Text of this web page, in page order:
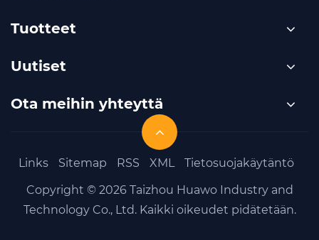
Tuotteet
Uutiset
Ota meihin yhteyttä
Links Sitemap RSS XML
Tietosuojakäytäntö
Copyright © 2026 Taizhou Huawo Industry and
Technology Co., Ltd. Kaikki oikeudet pidätetään.